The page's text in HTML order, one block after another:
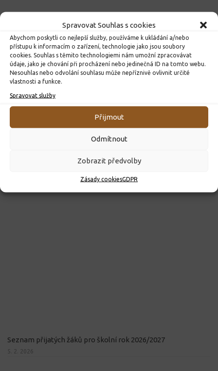
Spravovat Souhlas s cookies
Abychom poskytli co nejlepší služby, používáme k ukládání a/nebo
přístupu k informacím o zařízení, technologie jako jsou soubory
cookies. Souhlas s těmito technologiemi nám umožní zpracovávat
údaje, jako je chování při procházení nebo jedinečná ID na tomto webu.
Nesouhlas nebo odvolání souhlasu může nepříznivě ovlivnit určité
vlastnosti a funkce.
Spravovat služby
Přijmout
Odmítnout
Zobrazit předvolby
Zásady cookiesGDPR
ROZHODNUTÍ O PŘIJETÍ K PŘEDŠKOLNÍMU VZDĚLÁVÁNÍ
PRO ROK 2026
Seznam přijatých žáků pro školní rok 2026/2027
5. 2. 2026